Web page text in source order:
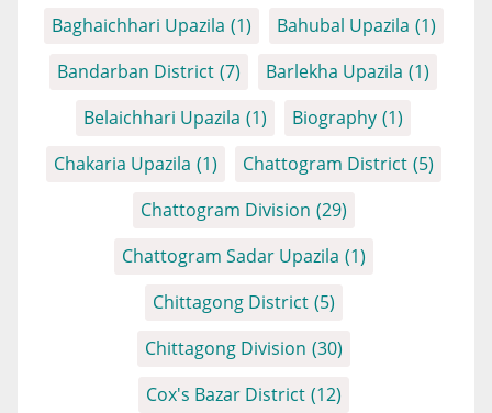
Baghaichhari Upazila (1) Bahubal Upazila (1)
Bandarban District (7) Barlekha Upazila (1)
Belaichhari Upazila (1) Biography (1)
Chakaria Upazila (1) Chattogram District (5)
Chattogram Division (29)
Chattogram Sadar Upazila (1)
Chittagong District (5)
Chittagong Division (30)
Cox's Bazar District (12)